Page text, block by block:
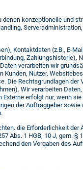
konzeptionelle und
Kontaktdaten (z.B., E-
Zahlungshistorie),
verarbeiten wir
Nutzer,
Rechtsgrundlagen
Wir verarbeiten
erfolgt nur, wenn
der Auftraggeber
die Erforderlichkeit
1 HGB, 10 J, gem. §
den Vorgaben des